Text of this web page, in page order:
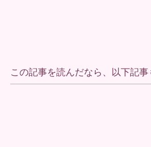
この記事を読んだなら、以下記事